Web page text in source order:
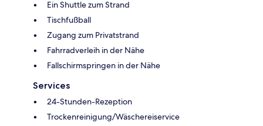
Ein Shuttle zum Strand
Tischfußball
Zugang zum Privatstrand
Fahrradverleih in der Nähe
Fallschirmspringen in der Nähe
Services
24-Stunden-Rezeption
Trockenreinigung/Wäschereiservice